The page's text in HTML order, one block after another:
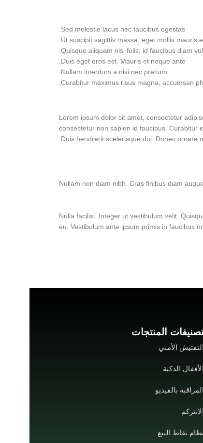
Sed molestie lacus nec faucibus egestas.
Ut suscipit sagittis massa, eget mollis mauris
Quisque aliquam nisi felis, id faucibus diam
Duis eget eros est. Mauris et neque ante.
Nullam interdum a nisi nec pretium.
Curabitur maximus risus magna, accumsan
Lorem ipsum dolor sit amet, consectetur
consectetur non sapien id faucibus. Curabitur
Duis hendrerit scelerisque dui. Donec ornare
Nullam non diam nibh. Cras finibus diam
Nulla facilisi. Integer ut vestibulum velit.
eu. Vestibulum ante ipsum primis in faucibus
المنتجات
التفتيش الأمني
الأقفال الذكية
المراقبة بالفيديو
الانتركم
نظام نقاط البيع